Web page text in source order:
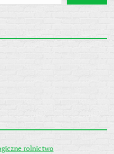
rolnictwo